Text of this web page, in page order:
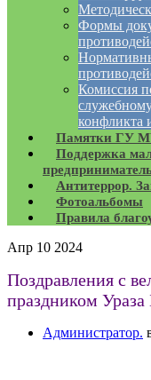
Формы
Комиссия
конфликта
Памятки ГУ
Поддержка
Антитеррор.
Фотоальбомы
Правила
Апр 10 2024
Поздравления с
праздником
Администратор.